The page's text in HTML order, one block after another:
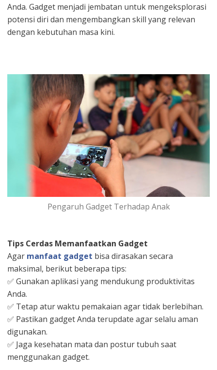
Anda. Gadget menjadi jembatan untuk mengeksplorasi
potensi diri dan mengembangkan skill yang relevan
dengan kebutuhan masa kini.
Pengaruh Gadget Terhadap Anak
Tips Cerdas Memanfaatkan Gadget
Agar manfaat gadget bisa dirasakan secara
maksimal, berikut beberapa tips:
✅ Gunakan aplikasi yang mendukung produktivitas
Anda.
✅ Tetap atur waktu pemakaian agar tidak berlebihan.
✅ Pastikan gadget Anda terupdate agar selalu aman
digunakan.
✅ Jaga kesehatan mata dan postur tubuh saat
menggunakan gadget.